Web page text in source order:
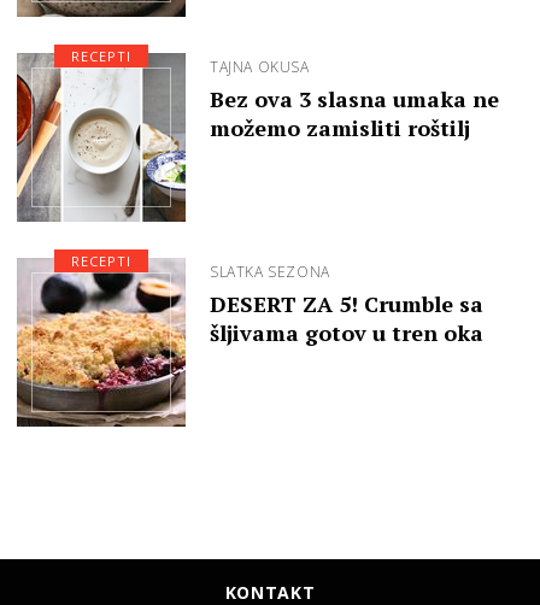
TAJNA OKUSA
Bez ova 3 slasna umaka ne
možemo zamisliti roštilj
RECEPTI
SLATKA SEZONA
DESERT ZA 5! Crumble sa
šljivama gotov u tren oka
RECEPTI
KONTAKT